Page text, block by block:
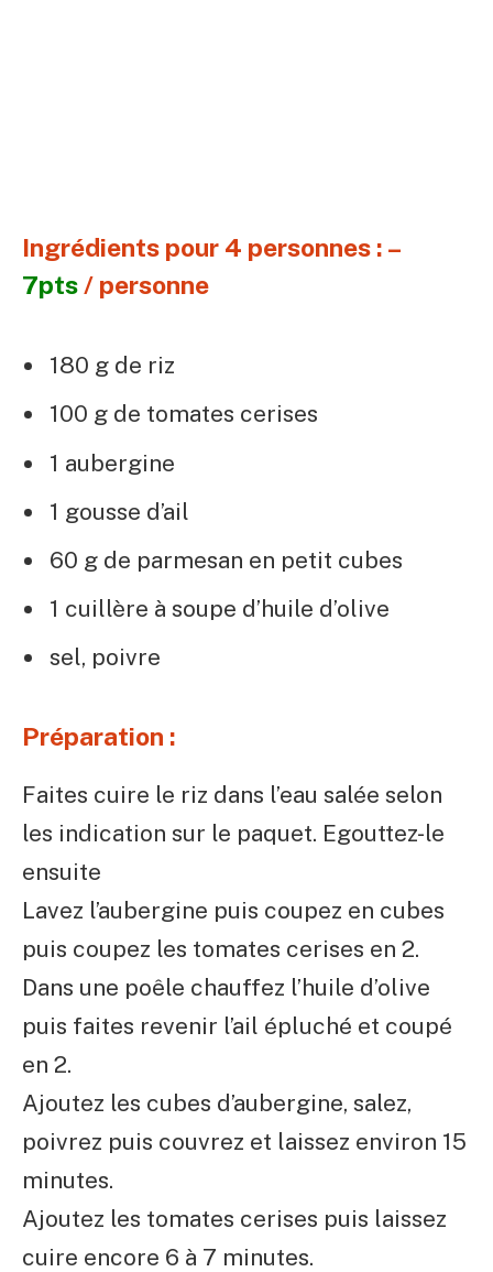
Ingrédients pour 4 personnes : –
7pts/ personne
180 g de riz
100 g de tomates cerises
1 aubergine
1 gousse d’ail
60 g de parmesan en petit cubes
1 cuillère à soupe d’huile d’olive
sel, poivre
Préparation :
Faites cuire le riz dans l’eau salée selon
les indication sur le paquet. Egouttez-le
ensuite
Lavez l’aubergine puis coupez en cubes
puis coupez les tomates cerises en 2.
Dans une poêle chauffez l’huile d’olive
puis faites revenir l’ail épluché et coupé
en 2.
Ajoutez les cubes d’aubergine, salez,
poivrez puis couvrez et laissez environ 15
minutes.
Ajoutez les tomates cerises puis laissez
cuire encore 6 à 7 minutes.